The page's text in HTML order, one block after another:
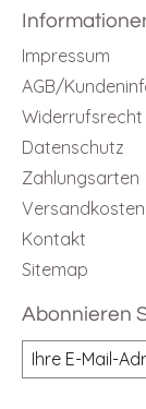
Impressum
AGB/
Widerrufsrecht
Datenschutz
Zahlungsarten
Versandkosten
Kontakt
Sitemap
Abonnieren